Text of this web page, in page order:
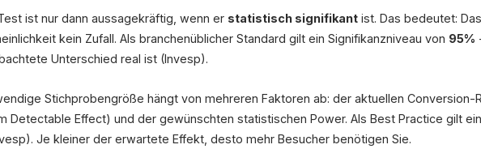
ist nur dann aussagekräftig, wenn er statistisch signifikant ist. Das bedeutet:
kein Zufall. Als branchenüblicher Standard gilt ein Signifikanzniveau von 95%
Unterschied real ist (Invesp).
Stichprobengröße hängt von mehreren Faktoren ab: der aktuellen
Detectable Effect) und der gewünschten statistischen Power. Als Best Practice gilt
Je kleiner der erwartete Effekt, desto mehr Besucher benötigen Sie.